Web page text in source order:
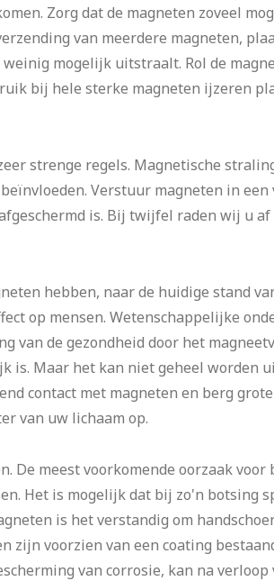
Zorg dat de magneten zoveel
van meerdere magneten,
mogelijk uitstraalt. Rol de
bij hele sterke magneten ijzeren
strenge regels. Magnetische
Verstuur magneten in een
is. Bij twijfel raden wij u
hebben, naar de huidige stand
op mensen. Wetenschappelijke
van de gezondheid door het
is. Maar het kan niet geheel worden
contact met magneten en berg
van uw lichaam op.
De meest voorkomende oorzaak voor
Het is mogelijk dat bij zo'n botsing
is het verstandig om
zijn voorzien van een coating
van corrosie, kan na verloop